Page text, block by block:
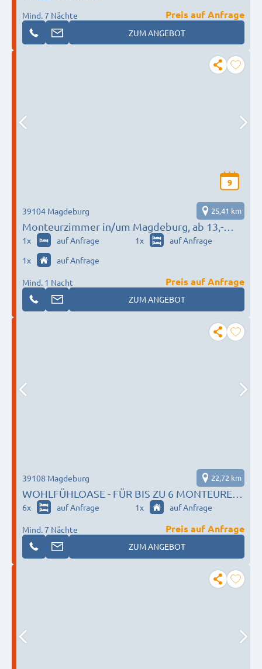
Mind. 7 Nächte
Preis auf Anfrage
ZUM ANGEBOT
9
Monteurzimmer in/um Magdeburg, ab 13,-
über 350 Betten
39104 Magdeburg 25,41 km
1x auf Anfrage 1x
auf Anfrage
1x auf Anfrage
Mind. 1 Nacht
Preis auf Anfrage
ZUM ANGEBOT
WOHLFÜHLOASE - FÜR BIS ZU 6 MONTEURE-
VOLLAUSSTATTUNG- WLAN- VIELE EXTRAS
39108 Magdeburg 22,72 km
6x auf Anfrage 1x auf Anfrage
Mind. 7 Nächte
Preis auf Anfrage
ZUM ANGEBOT